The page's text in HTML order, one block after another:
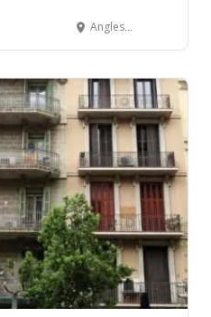
Anglesola, 1-3 - BARCELONA